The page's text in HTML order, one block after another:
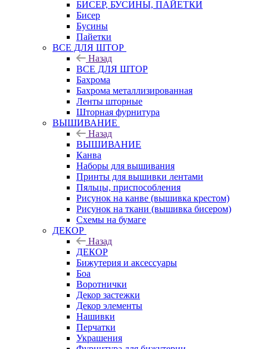
БИСЕР, БУСИНЫ, ПАЙЕТКИ
Бисер
Бусины
Пайетки
ВСЕ ДЛЯ ШТОР
Назад
ВСЕ ДЛЯ ШТОР
Бахрома
Бахрома металлизированная
Ленты шторные
Шторная фурнитура
ВЫШИВАНИЕ
Назад
ВЫШИВАНИЕ
Канва
Наборы для вышивания
Принты для вышивки лентами
Пяльцы, приспособления
Рисунок на канве (вышивка крестом)
Рисунок на ткани (вышивка бисером)
Схемы на бумаге
ДЕКОР
Назад
ДЕКОР
Бижутерия и аксессуары
Боа
Воротнички
Декор застежки
Декор элементы
Нашивки
Перчатки
Украшения